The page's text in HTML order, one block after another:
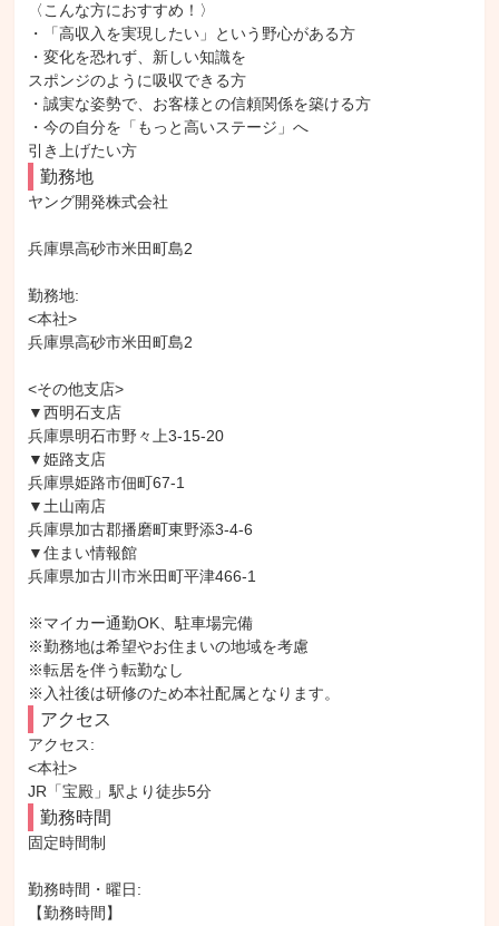
〈こんな方におすすめ！〉
・「高収入を実現したい」という野心がある方
・変化を恐れず、新しい知識を
スポンジのように吸収できる方
・誠実な姿勢で、お客様との信頼関係を築ける方
・今の自分を「もっと高いステージ」へ
引き上げたい方
勤務地
ヤング開発株式会社
兵庫県高砂市米田町島2
勤務地:
<本社>
兵庫県高砂市米田町島2
<その他支店>
▼西明石支店
兵庫県明石市野々上3-15-20
▼姫路支店
兵庫県姫路市佃町67-1
▼土山南店
兵庫県加古郡播磨町東野添3-4-6
▼住まい情報館
兵庫県加古川市米田町平津466-1
※マイカー通勤OK、駐車場完備
※勤務地は希望やお住まいの地域を考慮
※転居を伴う転勤なし
※入社後は研修のため本社配属となります。
アクセス
アクセス:
<本社>
JR「宝殿」駅より徒歩5分
勤務時間
固定時間制
勤務時間・曜日:
【勤務時間】